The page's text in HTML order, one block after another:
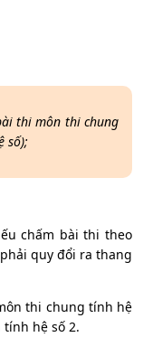
thi môn thi chung
số);
chấm bài thi theo
quy đổi ra thang
thi chung tính hệ
hệ số 2.